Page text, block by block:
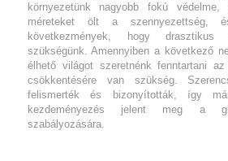
környezetünk nagyobb fokú
méreteket ölt a szennyezettség,
következmények, hogy drasztikus
szükségünk. Amennyiben a következő
élhető világot szeretnénk fenntartani
csökkentésére van szükség.
felismerték és bizonyították, így
kezdeményezés jelent meg a
szabályozására.